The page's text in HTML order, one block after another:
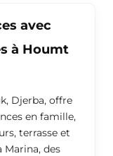
avec
à Houmt
Djerba, offre
en famille,
terrasse et
des